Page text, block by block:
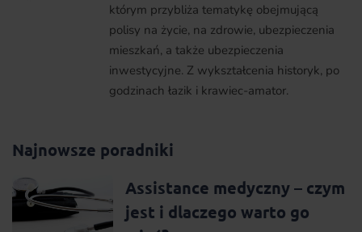
którym przybliża tematykę obejmującą
polisy na życie, na zdrowie, ubezpieczenia
mieszkań, a także ubezpieczenia
inwestycyjne. Z wykształcenia historyk, po
godzinach łazik i krawiec-amator.
Najnowsze poradniki
Assistance medyczny – czym
jest i dlaczego warto go